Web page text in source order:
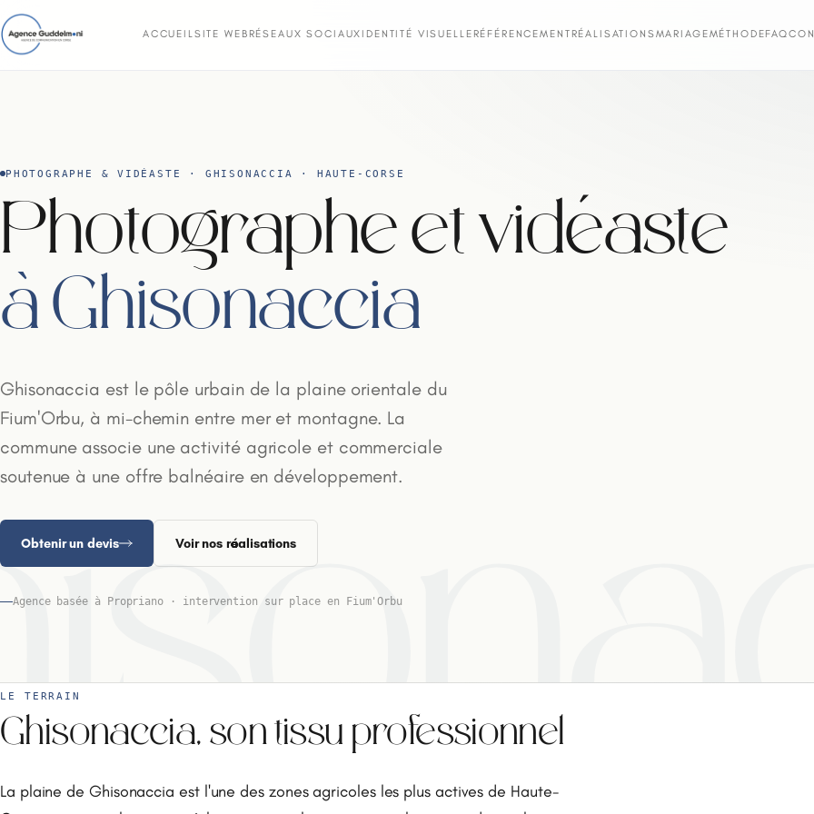
ACCUEILSITE WEB RÉSEAUX SOCIAUX IDENTITÉ VISUELLE RÉFÉRENCEMENT RÉALISATIONSMARIAGEMÉTHODEFAQ
PHOTOGRAPHE & VIDÉASTE · GHISONACCIA · HAUTE-CORSE
Photographe et vidéaste
à Ghisonaccia
Ghisonaccia est le pôle urbain de la plaine orientale du
Fium'Orbu, à mi-chemin entre mer et montagne. La
commune associe une activité agricole et commerciale
soutenue à une offre balnéaire en développement.
Obtenir un devis Voir nos réalisations
Agence basée à Propriano · intervention sur place en Fium'Orbu
LE TERRAIN
Ghisonaccia, son tissu professionnel
La plaine de Ghisonaccia est l'une des zones agricoles les plus actives de Haute-